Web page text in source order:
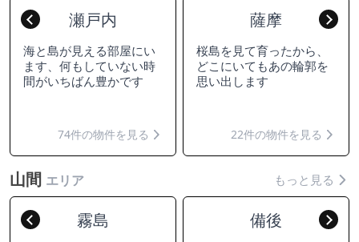
Previous瀬戸内
海と島が見える部屋にい
ます、何もしていない時
間がいちばん豊かです
74件の物件を見る
薩摩
桜島を見て育ったから、
どこにいてもあの輪郭を
思い出します
22件の物件を見る
山間 エリア もっと見る
Previous霧島 備後